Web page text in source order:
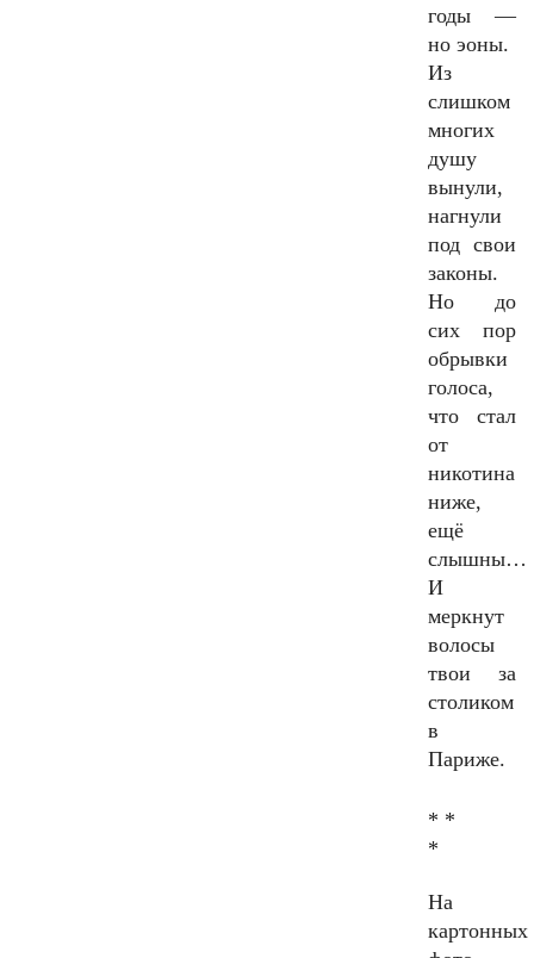
годы —
но эоны.
Из
слишком
многих
душу
вынули,
нагнули
под свои
законы.
Но до
сих пор
обрывки
голоса,
что стал
от
никотина
ниже,
ещё
слышны…
И
меркнут
волосы
твои за
столиком
в
Париже.
* *
*
На
картонных